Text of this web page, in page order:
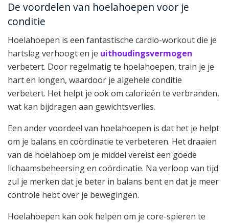
De voordelen van hoelahoepen voor je
conditie
Hoelahoepen is een fantastische cardio-workout die je
hartslag verhoogt en je uithoudingsvermogen
verbetert. Door regelmatig te hoelahoepen, train je je
hart en longen, waardoor je algehele conditie
verbetert. Het helpt je ook om calorieën te verbranden,
wat kan bijdragen aan gewichtsverlies.
Een ander voordeel van hoelahoepen is dat het je helpt
om je balans en coördinatie te verbeteren. Het draaien
van de hoelahoep om je middel vereist een goede
lichaamsbeheersing en coördinatie. Na verloop van tijd
zul je merken dat je beter in balans bent en dat je meer
controle hebt over je bewegingen.
Hoelahoepen kan ook helpen om je core-spieren te